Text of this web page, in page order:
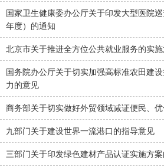
国家卫生健康委办公厅关于印发大型医院
年度）的通知
北京市关于推进全方位公共就业服务的实
国务院办公厅关于切实加强高标准农田建
力的意见
商务部关于切实做好外贸领域减证便民、
九部门关于建设世界一流港口的指导意见
三部门关于印发绿色建材产品认证实施方